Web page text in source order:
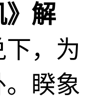
》解
，为
。睽象